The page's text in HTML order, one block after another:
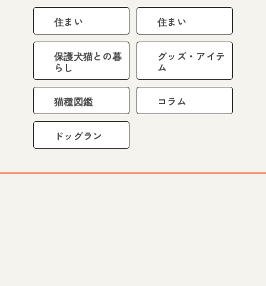
住まい 住まい
保護犬猫との暮
らし
グッズ・アイテ
ム
猫種図鑑 コラム
ドッグラン